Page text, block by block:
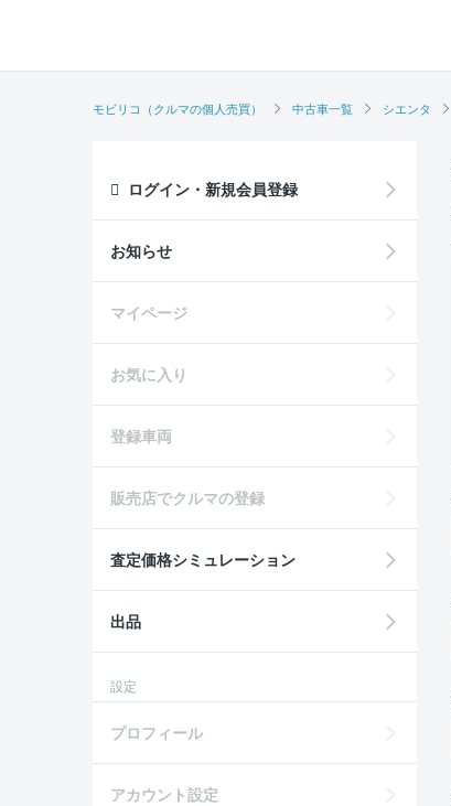
モビリコ（クルマの個人売買） 中古車一覧 シエンタ
ログイン・新規会員登録
お知らせ
マイページ
お気に入り
登録車両
販売店でクルマの登録
査定価格シミュレーション
出品
設定
プロフィール
アカウント設定